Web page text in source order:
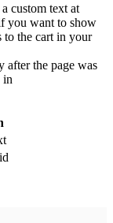
custom text at
you want to show
to the cart in your
the page was
in